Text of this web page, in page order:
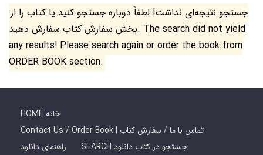
جستجو نتیجه‌ای نداشت! لطفاً دوباره جستجو کنید یا کتاب را از
بخش سفارش کتاب سفارش دهید. The search did not yield
any results! Please search again or order the book from
ORDER BOOK section.
HOME خانه
Contact Us / Order Book | تماس با ما / سفارش کتاب
راهنمای دانلود
SEARCH جستجو در کتاب دانلود